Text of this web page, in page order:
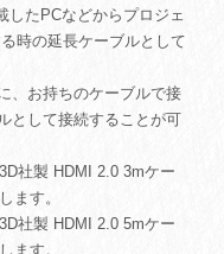
したPCなどからプロジェ
時の延長ケーブルとして
、お持ちのケーブルで接
として接続することが可
社製 HDMI 2.0 3mケー
ます。
社製 HDMI 2.0 5mケー
ます。